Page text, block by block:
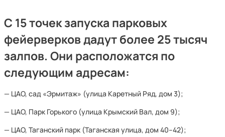
С 15 точек запуска парковых
фейерверковдадут более 25 тысяч
залпов. Они расположатся по
следующим адресам:
— ЦАО, сад «Эрмитаж» (улица Каретный Ряд, дом 3);
— ЦАО, Парк Горького (улица Крымский Вал, дом 9);
— ЦАО, Таганский парк (Таганская улица, дом 40–42);